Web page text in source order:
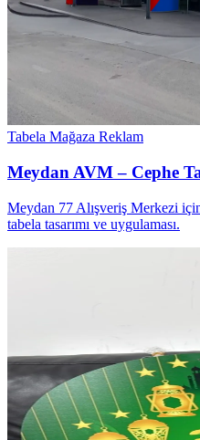
Tabela Mağaza Reklam
Meydan AVM – Cephe
Meydan 77 Alışveriş Merkezi
tabela tasarımı ve uygulaması.